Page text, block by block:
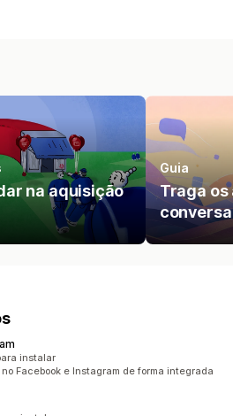
na aquisição
Guia
Traga os
instalar
Facebook e Instagram de forma integrada